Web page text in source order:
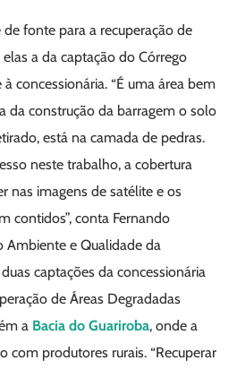
fonte para a recuperação de
a da captação do Córrego
concessionária. “É uma área bem
da construção da barragem o solo
está na camada de pedras.
neste trabalho, a cobertura
nas imagens de satélite e os
contidos”, conta Fernando
Ambiente e Qualidade da
captações da concessionária
de Áreas Degradadas
a Bacia do Guariroba, onde a
com produtores rurais. “Recuperar